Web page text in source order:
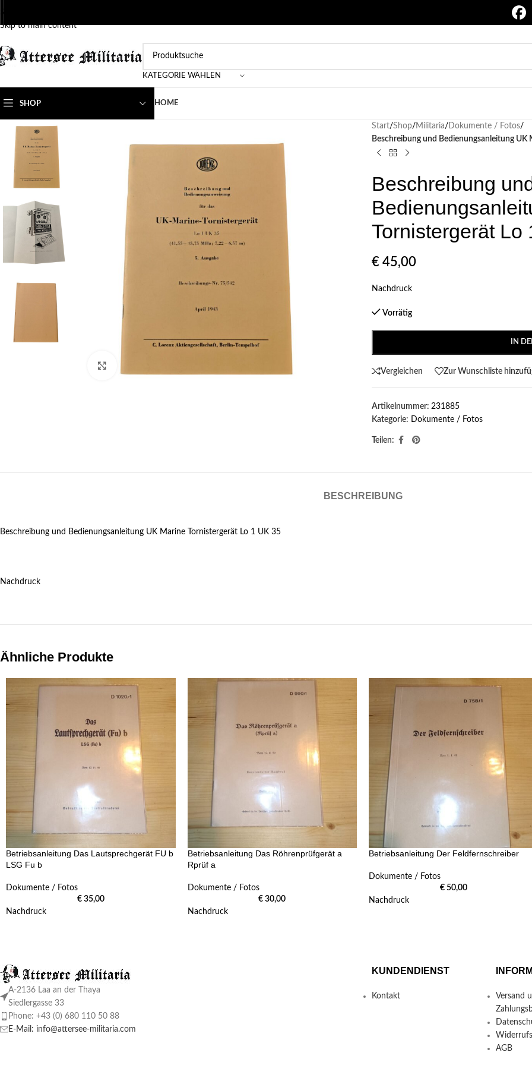
Skip to navigation
Skip to main content
KATEGORIE WÄHLEN
SHOP HOME
Start/Shop/ Militaria/ Dokumente / Fotos/
Beschreibung und Bedienungsanleitung UK
Beschreibung
Tornistergerät Lo
€45,00
Nachdruck
Vorrätig
IN
Vergleichen Zur Wunschliste
Artikelnummer: 231885
Kategorie: Dokumente / Fotos
Teilen:
BESCHREIBUNG
Beschreibung und Bedienungsanleitung UK Marine Tornistergerät Lo 1 UK 35
Nachdruck
Ähnliche Produkte
Betriebsanleitung Das Lautsprechgerät FU b
LSG Fu b
Dokumente / Fotos
€35,00
Nachdruck
Betriebsanleitung Das Röhrenprüfgerät a
Rprüf a
Dokumente / Fotos
€ 30,00
Nachdruck
Betriebsanleitung Der Feldfernschreiber
Dokumente / Fotos
€50,00
Nachdruck
A-2136 Laa an der Thaya
Siedlergasse 33
Phone: +43 (0) 680 110 50 88
E-Mail: info@attersee-militaria.com
KUNDENDIENST
Kontakt
Versand
AGB